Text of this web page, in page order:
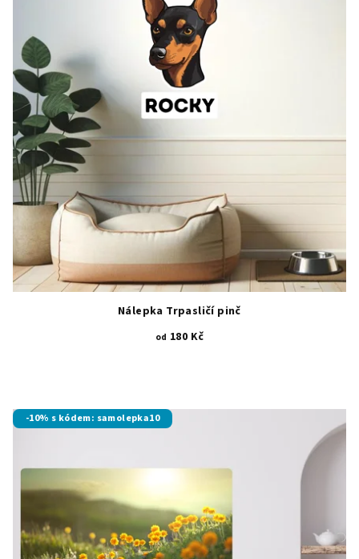
Nálepka Trpasličí pinč
od 180 Kč
-10% s kódem: samolepka10